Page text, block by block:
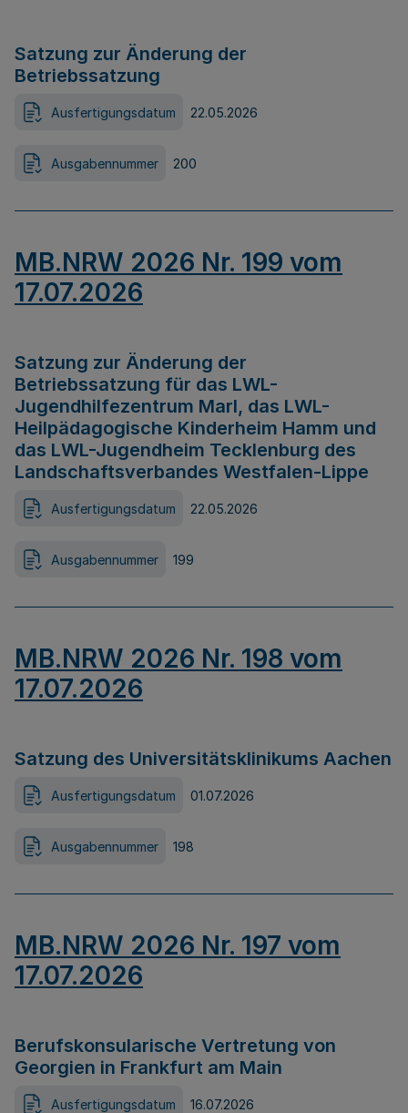
Satzung zur Änderung der
Betriebssatzung
Ausfertigungsdatum 22.05.2026
Ausgabennummer 200
MB.NRW 2026 Nr. 199 vom
17.07.2026
Satzung zur Änderung der
Betriebssatzung für das LWL-
Jugendhilfezentrum Marl, das LWL-
Heilpädagogische Kinderheim Hamm und
das LWL-Jugendheim Tecklenburg des
Landschaftsverbandes Westfalen-Lippe
Ausfertigungsdatum 22.05.2026
Ausgabennummer 199
MB.NRW 2026 Nr. 198 vom
17.07.2026
Satzung des Universitätsklinikums Aachen
Ausfertigungsdatum 01.07.2026
Ausgabennummer 198
MB.NRW 2026 Nr. 197 vom
17.07.2026
Berufskonsularische Vertretung von
Georgien in Frankfurt am Main
Ausfertigungsdatum 16.07.2026